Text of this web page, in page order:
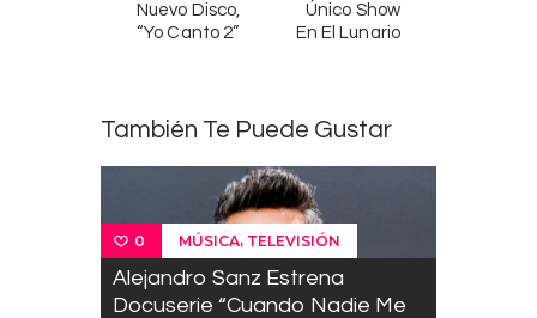
Nuevo Disco,
“Yo Canto 2”
Único Show
En El Lunario
También Te Puede Gustar
0 MÚSICA, TELEVISIÓN
Alejandro Sanz Estrena
Docuserie “Cuando Nadie Me